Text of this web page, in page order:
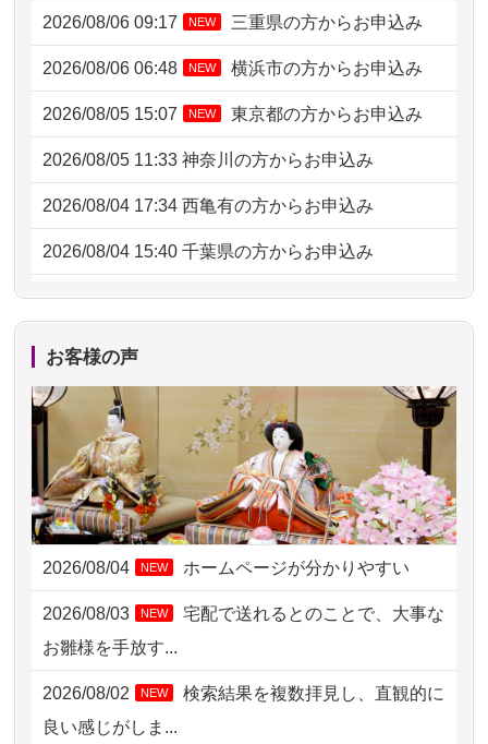
2026/08/06 09:17 NEW 三重県の方からお申込み
2026/08/06 06:48 NEW 横浜市の方からお申込み
2026/08/05 15:07 NEW 東京都の方からお申込み
2026/08/05 11:33 神奈川の方からお申込み
2026/08/04 17:34 西亀有の方からお申込み
2026/08/04 15:40 千葉県の方からお申込み
2026/08/04 14:04 東京都の方からお申込み
2026/08/04 00:38
2026/08/03 21:17 愛知県の方からお申込み
2026/08/02 18:47 虎ノ門の方からお申込み
2026/08/02 11:15 千葉県の方からお申込み
2026/08/02 10:39 神奈川の方からお申込み
2026/08/02 09:15 神奈川の方からお申込み
2026/08/02 06:46 相模原の方からお申込み
お客様の声
2026/08/04 NEW ホームページが分かりやすい
2026/08/03 NEW
宅配で送れるとのことで、大事な
お雛様を手放す...
2026/08/02 NEW
検索結果を複数拝見し、直観的に
良い感じがしま...